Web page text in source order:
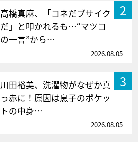
2
高橋真麻、「コネだブサイク
だ」と叩かれるも…“マツコ
の一言”から…
2026.08.05
3
川田裕美、洗濯物がなぜか真
っ赤に！原因は息子のポケッ
トの中身…
2026.08.05